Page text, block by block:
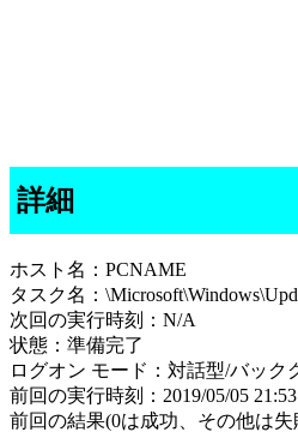
詳細
ホスト名：PCNAME
タスク名：
次回の実行時刻：N/A
状態：準備完了
ログオン モード：対話型/バック
前回の実行時刻：2019/05/05
前回の結果(0は成功、その他は失